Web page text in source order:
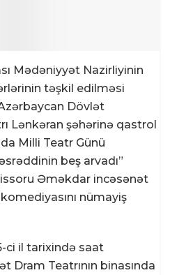
Mədəniyyət Nazirliyinin
təşkil edilməsi
Dövlət
Lənkəran şəhərinə qastrol
Milli Teatr Günü
beş arvadı”
Əməkdar incəsənət
nümayiş
ci il tarixində saat
Dram Teatrının binasında